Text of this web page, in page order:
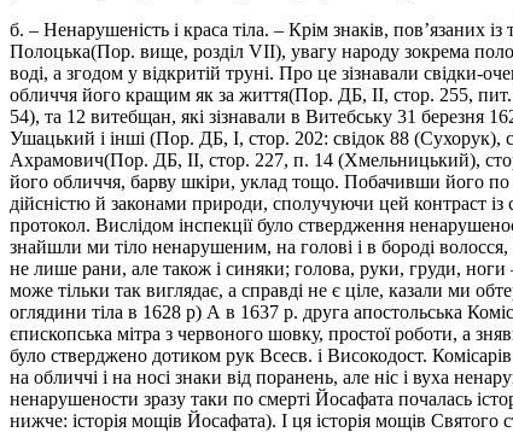
б. – Ненарушеність і краса тіла. – Крім знаків, пов’язаних
Полоцька(Пор. вище, розділ VII), увагу народу зокрема
воді, а згодом у відкритій труні. Про це зізнавали свідки-
обличчя його кращим як за життя(Пор. ДБ, II, стор. 255,
54), та 12 витебщан, які зізнавали в Витебську 31 березня
Ушацький і інші (Пор. ДБ, І, стор. 202: свідок 88
Ахрамович(Пор. ДБ, II, стор. 227, п. 14 (Хмельницький),
його обличчя, барву шкіри, уклад тощо. Побачивши його по
дійсністю й законами природи, сполучуючи цей контраст із
протокол. Вислідом інспекції було ствердження
знайшли ми тіло ненарушеним, на голові і в бороді
не лише рани, але також і синяки; голова, руки, груди,
може тільки так виглядає, а справді не є ціле, казали ми
оглядини тіла в 1628 р) А в 1637 р. друга апостольська
єпископська мітра з червоного шовку, простої роботи, а
було стверджено дотиком рук Всесв. і Високодост.
на обличчі і на носі знаки від поранень, але ніс і вуха
ненарушености зразу таки по смерті Йосафата почалась
нижче: історія мощів Йосафата). І ця історія мощів